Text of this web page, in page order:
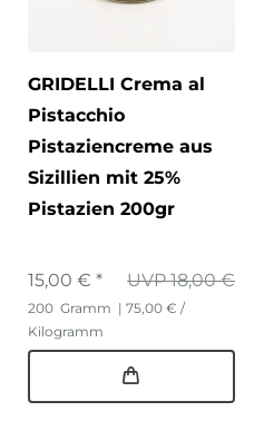
GRIDELLI Crema al
Pistacchio
Pistaziencreme aus
Sizillien mit 25%
Pistazien 200gr
UVP 18,00 €
15,00 € *
200 Gramm | 75,00 € /
Kilogramm